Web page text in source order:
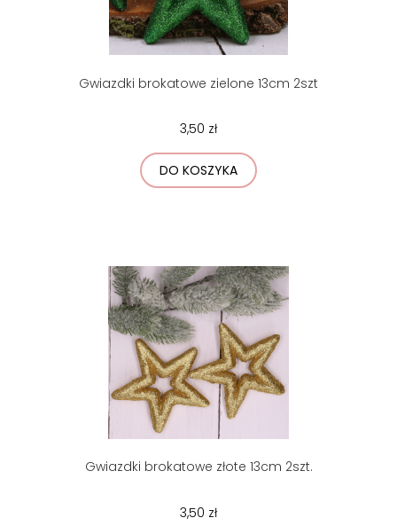
Gwiazdki brokatowe zielone 13cm 2szt
3,50 zł
DO KOSZYKA
Gwiazdki brokatowe złote 13cm 2szt.
3,50 zł